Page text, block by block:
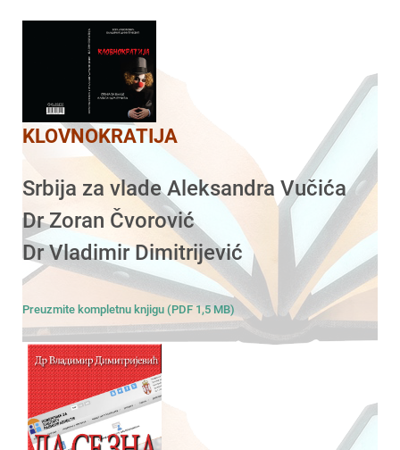
KLOVNOKRATIJA
Srbija za vlade Aleksandra Vučića
Dr Zoran Čvorović
Dr Vladimir Dimitrijević
Preuzmite kompletnu knjigu (PDF 1,5 MB)